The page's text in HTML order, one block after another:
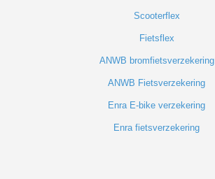
Scooterflex
Fietsflex
ANWB bromfietsverzekering
ANWB Fietsverzekering
Enra E-bike verzekering
Enra fietsverzekering